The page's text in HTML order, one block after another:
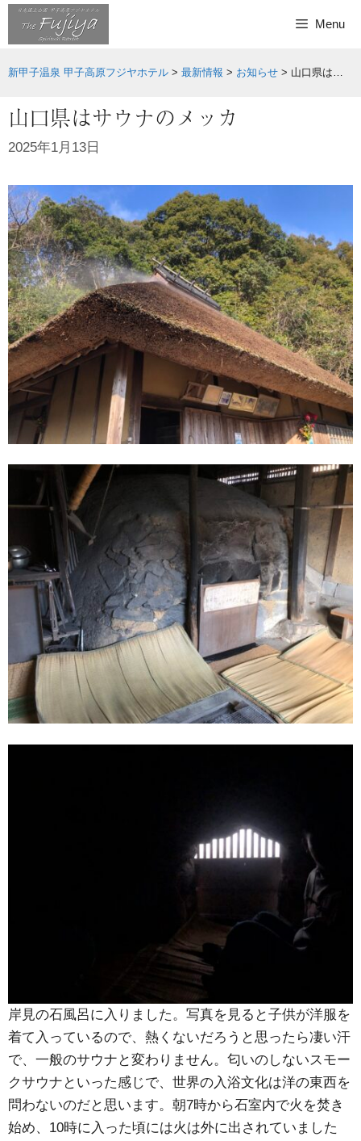
Skip
Menu
新甲子温泉 甲子高原フジヤホテル > 最新情報 > お知らせ > 山口県はサウナのメッカ
山口県はサウナのメッカ
2025年1月13日
岸見の石風呂に入りました。写真を見ると子供が洋服を
着て入っているので、熱くないだろうと思ったら凄い汗
で、一般のサウナと変わりません。匂いのしないスモー
クサウナといった感じで、世界の入浴文化は洋の東西を
問わないのだと思います。朝7時から石室内で火を焚き
始め、10時に入った頃には火は外に出されていました